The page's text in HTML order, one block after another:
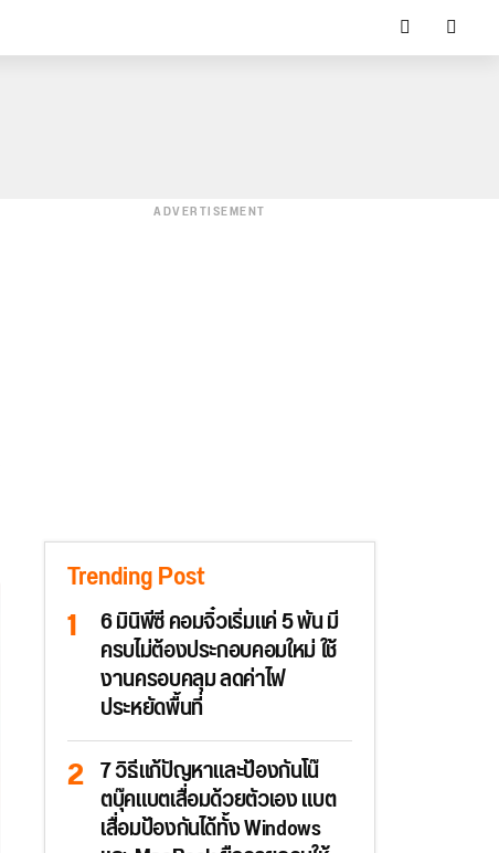
ADVERTISEMENT
Trending Post
6 มินิพีซี คอมจิ๋วเริ่มแค่ 5 พัน มี
ครบไม่ต้องประกอบคอมใหม่ ใช้
งานครอบคลุม ลดค่าไฟ
ประหยัดพื้นที่
7 วิธีแก้ปัญหาและป้องกันโน๊
ตบุ๊คแบตเสื่อมด้วยตัวเอง แบต
เสื่อมป้องกันได้ทั้ง Windows